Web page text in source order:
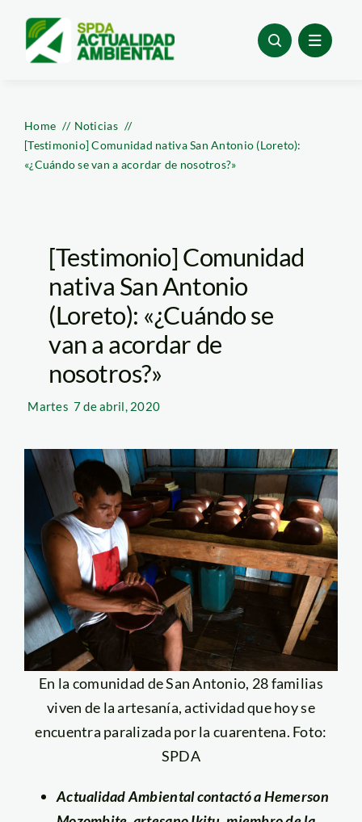
content
Home
Noticias
[Testimonio] Comunidad nativa San Antonio (Loreto):
«¿Cuándo se van a acordar de nosotros?»
[Testimonio] Comunidad
nativa San Antonio
(Loreto): «¿Cuándo se
van a acordar de
nosotros?»
Martes 7 de abril, 2020
En la comunidad de San Antonio, 28 familias
viven de la artesanía, actividad que hoy se
encuentra paralizada por la cuarentena. Foto:
SPDA
Actualidad Ambiental contactó a Hemerson